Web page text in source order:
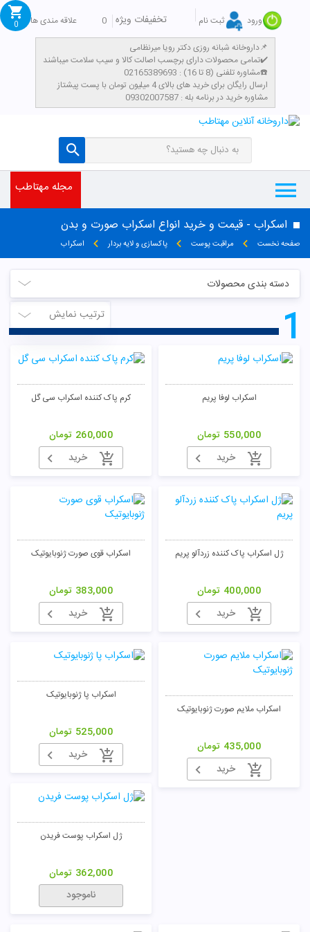
ورود ثبت نام تخفیفات ویژه 0
علاقه مندی ها
داروخانه شبانه روزی دکتر رویا میرنظامی📌
تمامی محصولات دارای برچسب اصالت کالا و سیب سلامت میباشند✔️
مشاوره تلفنی (8 تا 16) : 02165389693☎️
​ارسال رایگان برای خرید های بالای 4 میلیون تومان با پست پیشتاز
مشاوره خرید در برنامه بله : 09302007587
0
مجله مهتاطب
اسکراب - قیمت و خرید انواع اسکراب صورت و بدن
صفحه نخست مراقبت پوست پاکسازی و لایه بردار اسکراب
دسته بندی محصولات
ترتیب نمایش
1
اسکراب لوفا پریم
550,000 تومان
خرید
کرم پاک کننده اسکراب سی گل
260,000 تومان
خرید
ژل اسکراب پاک کننده زردآلو پریم
400,000 تومان
خرید
اسکراب قوی صورت ژنوبایوتیک
383,000 تومان
خرید
اسکراب ملایم صورت ژنوبایوتیک
435,000 تومان
خرید
اسکراب پا ژنوبایوتیک
525,000 تومان
خرید
ژل اسکراب پوست فریدن
362,000 تومان
ناموجود